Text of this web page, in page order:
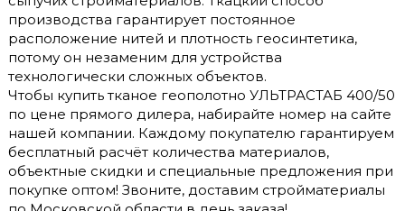
производства гарантирует постоянное
расположение нитей и плотность геосинтетика,
потому он незаменим для устройства
технологически сложных объектов.
Чтобы купить тканое геополотно УЛЬТРАСТАБ 400/50
по цене прямого дилера, набирайте номер на сайте
нашей компании. Каждому покупателю гарантируем
бесплатный расчёт количества материалов,
объектные скидки и специальные предложения при
покупке оптом! Звоните, доставим стройматериалы